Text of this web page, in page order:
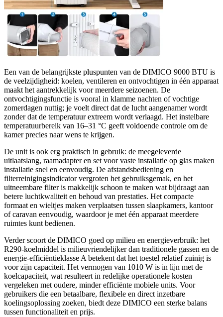
Een van de belangrijkste pluspunten van de DIMICO 9000 BTU is
de veelzijdigheid: koelen, ventileren en ontvochtigen in één apparaat
maakt het aantrekkelijk voor meerdere seizoenen. De
ontvochtigingsfunctie is vooral in klamme nachten of vochtige
zomerdagen nuttig; je voelt direct dat de lucht aangenamer wordt
zonder dat de temperatuur extreem wordt verlaagd. Het instelbare
temperatuurbereik van 16–31 °C geeft voldoende controle om de
kamer precies naar wens te krijgen.
De unit is ook erg praktisch in gebruik: de meegeleverde
uitlaatslang, raamadapter en set voor vaste installatie op glas maken
installatie snel en eenvoudig. De afstandsbediening en
filterreinigingsindicator vergroten het gebruiksgemak, en het
uitneembare filter is makkelijk schoon te maken wat bijdraagt aan
betere luchtkwaliteit en behoud van prestaties. Het compacte
formaat en wieltjes maken verplaatsen tussen slaapkamers, kantoor
of caravan eenvoudig, waardoor je met één apparaat meerdere
ruimtes kunt bedienen.
Verder scoort de DIMICO goed op milieu en energieverbruik: het
R290-koelmiddel is milieuvriendelijker dan traditionele gassen en de
energie-efficiëntieklasse A betekent dat het toestel relatief zuinig is
voor zijn capaciteit. Het vermogen van 1010 W is in lijn met de
koelcapaciteit, wat resulteert in redelijke operationele kosten
vergeleken met oudere, minder efficiënte mobiele units. Voor
gebruikers die een betaalbare, flexibele en direct inzetbare
koelingsoplossing zoeken, biedt deze DIMICO een sterke balans
tussen functionaliteit en prijs.